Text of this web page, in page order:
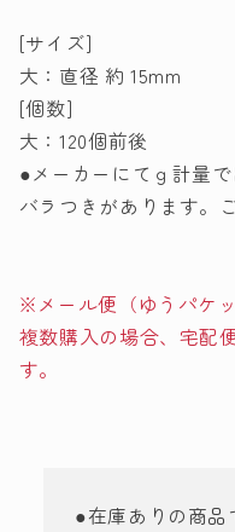
を
減
ら
す
[サイズ]
大：直径 約 15mm
[個数]
大：120個前後
●メーカーにてｇ計量
バラつきがあります。
※メール便（ゆうパケ
複数購入の場合、宅配
す。
●在庫ありの商品